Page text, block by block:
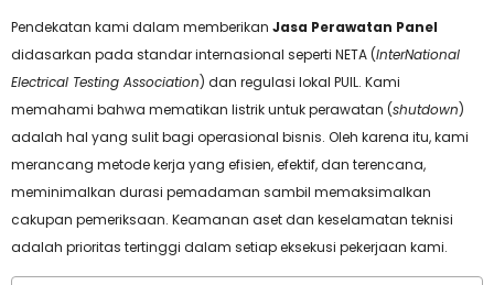
Pendekatan kami dalam memberikan Jasa Perawatan Panel
didasarkan pada standar internasional seperti NETA (InterNational
Electrical Testing Association) dan regulasi lokal PUIL. Kami
memahami bahwa mematikan listrik untuk perawatan (shutdown)
adalah hal yang sulit bagi operasional bisnis. Oleh karena itu, kami
merancang metode kerja yang efisien, efektif, dan terencana,
meminimalkan durasi pemadaman sambil memaksimalkan
cakupan pemeriksaan. Keamanan aset dan keselamatan teknisi
adalah prioritas tertinggi dalam setiap eksekusi pekerjaan kami.